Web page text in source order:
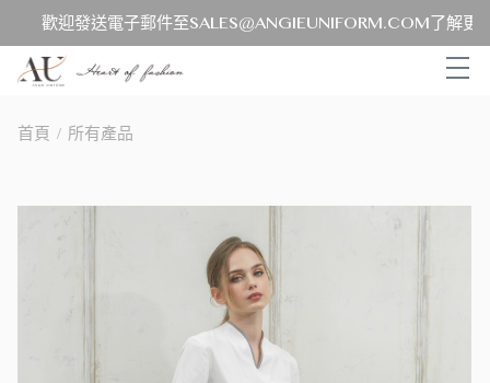
歡迎發送電子郵件至SALES@ANGIEUNIFORM.COM了解更多
首頁 / 所有產品